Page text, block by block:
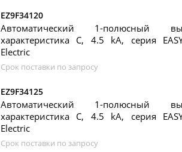
EZ9F34120
Автоматический 1-полюсный
характеристика C, 4.5 kA, серия
Electric
Срок поставки по запросу
EZ9F34125
Автоматический 1-полюсный
характеристика C, 4.5 kA, серия
Electric
Срок поставки по запросу